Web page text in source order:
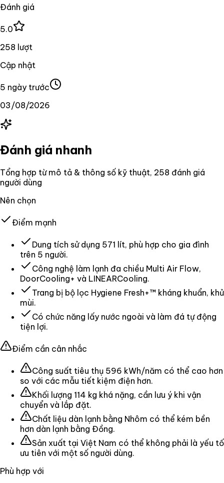
Đánh giá
5.0
258 lượt
Cập nhật
5 ngày trước
03/08/2026
Đánh giá nhanh
Tổng hợp từ mô tả & thông số kỹ thuật, 258 đánh giá
người dùng
Nên chọn
Điểm mạnh
Dung tích sử dụng 571 lít, phù hợp cho gia đình
trên 5 người.
Công nghệ làm lạnh đa chiều Multi Air Flow,
DoorCooling+ và LINEARCooling.
Trang bị bộ lọc Hygiene Fresh+™ kháng khuẩn, khử
mùi.
Có chức năng lấy nước ngoài và làm đá tự động
tiện lợi.
Điểm cần cân nhắc
Công suất tiêu thụ 596 kWh/năm có thể cao hơn
so với các mẫu tiết kiệm điện hơn.
Khối lượng 114 kg khá nặng, cần lưu ý khi vận
chuyển và lắp đặt.
Chất liệu dàn lạnh bằng Nhôm có thể kém bền
hơn dàn lạnh bằng Đồng.
Sản xuất tại Việt Nam có thể không phải là yếu tố
ưu tiên với một số người dùng.
Phù hợp với